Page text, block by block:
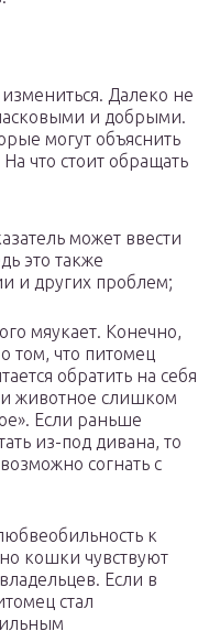
Далеко не
и добрыми.
могут объяснить
что стоит обращать
может ввести
это также
и других проблем;
мяукает. Конечно,
том, что питомец
обратить на себя
животное слишком
Если раньше
из-под дивана, то
согнать с
к
кошки чувствуют
Если в
стал